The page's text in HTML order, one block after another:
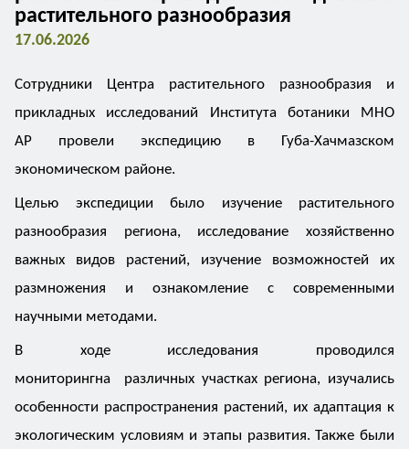
растительного разнообразия
17.06.2026
Сотрудники Центра растительного разнообразия и
прикладных исследований Института ботаники МНО
АР провели экспедицию в Губа-Хачмазском
экономическом районе.
Целью экспедиции было изучение растительного
разнообразия региона, исследование хозяйственно
важных видов растений, изучение возможностей их
размножения и ознакомление с современными
научными методами.
В ходе исследования проводился
мониторингна различных участках региона, изучались
особенности распространения растений, их адаптация к
экологическим условиям и этапы развития. Также были